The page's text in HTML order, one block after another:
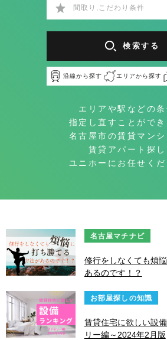
間取り,こだわり条件
検索する
沿線から探す エリアから探す
エリアや駅などの条
指定し直すことができ
名古屋市の賃貸マンシ
賃貸アパート探し
ユニホーにお任せくだ
名古屋マチナビ
修行をしなくても煩
あるのです！？
お部屋探しの知識
賃貸住宅に欲しい設
リー編～2024年2月版